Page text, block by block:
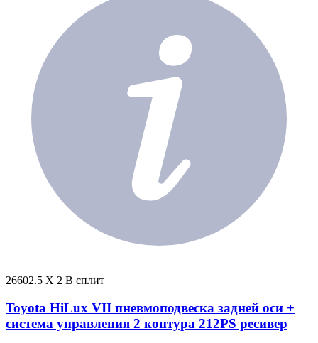
26602.5 X 2 В сплит
Toyota HiLux VII пневмоподвеска задней оси +
система управления 2 контура 212PS ресивер